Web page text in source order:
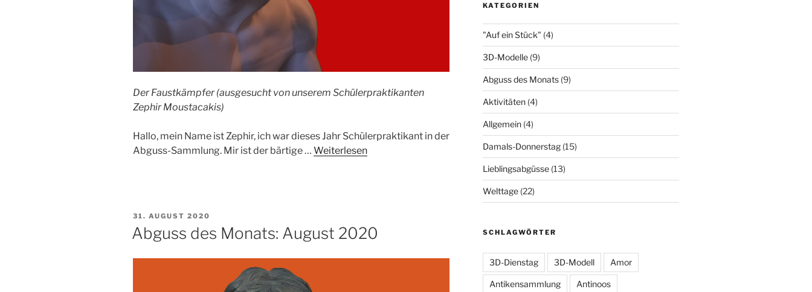
Der Faustkämpfer (ausgesucht von unserem Schülerpraktikanten
Zephir Moustacakis)
Hallo, mein Name ist Zephir, ich war dieses Jahr Schülerpraktikant in der
Abguss-Sammlung. Mir ist der bärtige … Weiterlesen
VERÖFFENTLICHT
AM
31. AUGUST 2020
Abguss des Monats: August 2020
KATEGORIEN
"Auf ein Stück" (4)
3D-Modelle(9)
Abguss des Monats(9)
Aktivitäten(4)
Allgemein(4)
Damals-Donnerstag(15)
Lieblingsabgüsse(13)
Welttage(22)
SCHLAGWÖRTER
3D-Dienstag 3D-Modell Amor
Antikensammlung Antinoos